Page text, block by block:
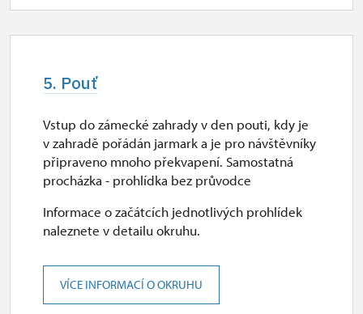
29. 10.
30. 10.
pá
9.00 – 15.30
2. 11.-31. 12.
uzavřen
5. Pouť
Vstup do zámecké zahrady v den pouti, kdy je
v zahradě pořádán jarmark a je pro návštěvníky
připraveno mnoho překvapení. Samostatná
procházka - prohlídka bez průvodce
Informace o začátcích jednotlivých prohlídek
naleznete v detailu okruhu.
VÍCE INFORMACÍ O OKRUHU